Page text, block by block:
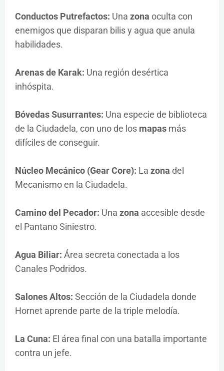
Conductos Putrefactos: Una zona oculta con
enemigos que disparan bilis y agua que anula
habilidades.
Arenas de Karak: Una región desértica
inhóspita.
Bóvedas Susurrantes: Una especie de biblioteca
de la Ciudadela, con uno de los mapas más
difíciles de conseguir.
Núcleo Mecánico (Gear Core): La zona del
Mecanismo en la Ciudadela.
Camino del Pecador: Una zona accesible desde
el Pantano Siniestro.
Agua Biliar: Área secreta conectada a los
Canales Podridos.
Salones Altos: Sección de la Ciudadela donde
Hornet aprende parte de la triple melodía.
La Cuna: El área final con una batalla importante
contra un jefe.